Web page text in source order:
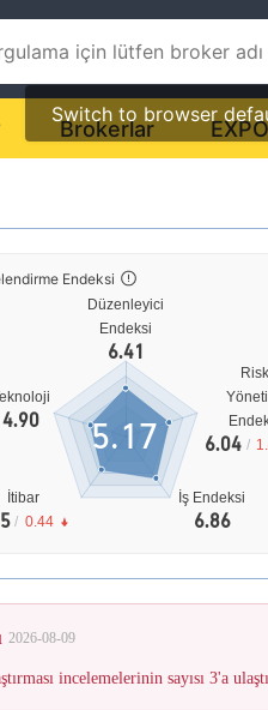
Switch to browser
Brokerlar EXPO
Endeksi
Düzenleyici
Endeksi
6.41
4.90
İtibar
/ 0.44
İş Endeksi
6.86
Risk
6.04 /
5.17
2026-08-09